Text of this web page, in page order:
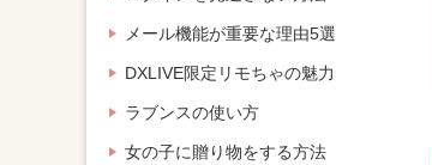
メール機能が重要な理由5選
DXLIVE限定リモちゃの魅力
ラブンスの使い方
女の子に贈り物をする方法